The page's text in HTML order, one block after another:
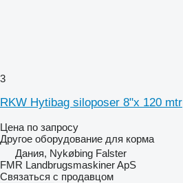
3
RKW Hytibag siloposer 8"x 120 mtr
Цена по запросу
Другое оборудование для корма
Дания, Nykøbing Falster
FMR Landbrugsmaskiner ApS
Связаться с продавцом